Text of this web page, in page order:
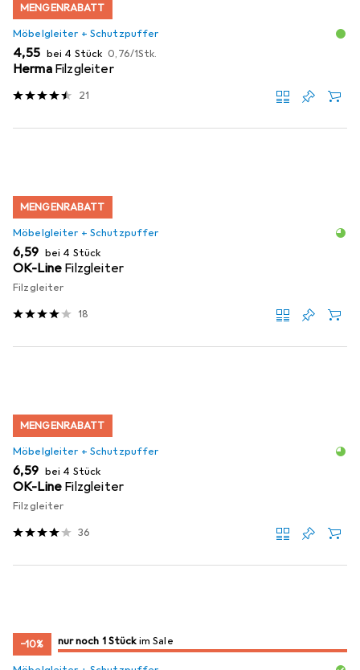
MENGENRABATT
Möbelgleiter + Schutzpuffer
EUR
4,55 bei 4 Stück EUR
0,76/1Stk.
Herma Filzgleiter
21
MENGENRABATT
Möbelgleiter + Schutzpuffer
EUR
6,59 bei 4 Stück
OK-Line Filzgleiter
Filzgleiter
18
MENGENRABATT
Möbelgleiter + Schutzpuffer
EUR
6,59 bei 4 Stück
OK-Line Filzgleiter
Filzgleiter
36
−10% noch 1 Stückim Sale
nur noch 1 Stück im Sale